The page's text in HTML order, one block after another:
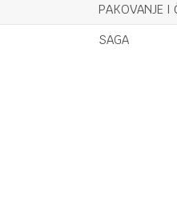
PAKOVANJE I
SAGA